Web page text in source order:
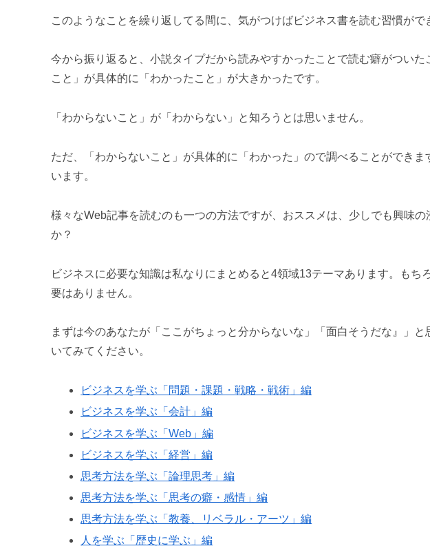
このようなことを繰り返してる間に、気がつけばビジネス書を読む習慣がで
今から振り返ると、小説タイプだから読みやすかったことで読む癖がつい
こと」が具体的に「わかったこと」が大きかったです。
「わからないこと」が「わからない」と知ろうとは思いません。
ただ、「わからないこと」が具体的に「わかった」ので調べることができ
います。
様々なWeb記事を読むのも一つの方法ですが、おススメは、少しでも興味
か？
ビジネスに必要な知識は私なりにまとめると4領域13テーマあります。もち
要はありません。
まずは今のあなたが「ここがちょっと分からないな」「面白そうだな』」
いてみてください。
ビジネスを学ぶ「問題・課題・戦略・戦術」編
ビジネスを学ぶ「会計」編
ビジネスを学ぶ「Web」編
ビジネスを学ぶ「経営」編
思考方法を学ぶ「論理思考」編
思考方法を学ぶ「思考の癖・感情」編
思考方法を学ぶ「教養、リベラル・アーツ」編
人を学ぶ「歴史に学ぶ」編